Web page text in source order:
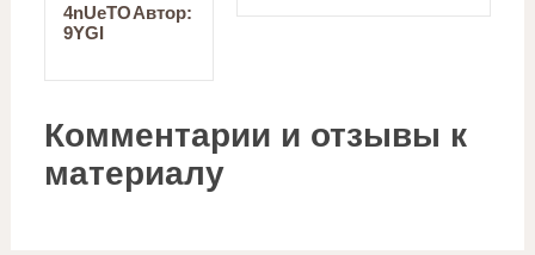
Автор:
4nUeTO
9YGI
Комментарии и отзывы к
материалу